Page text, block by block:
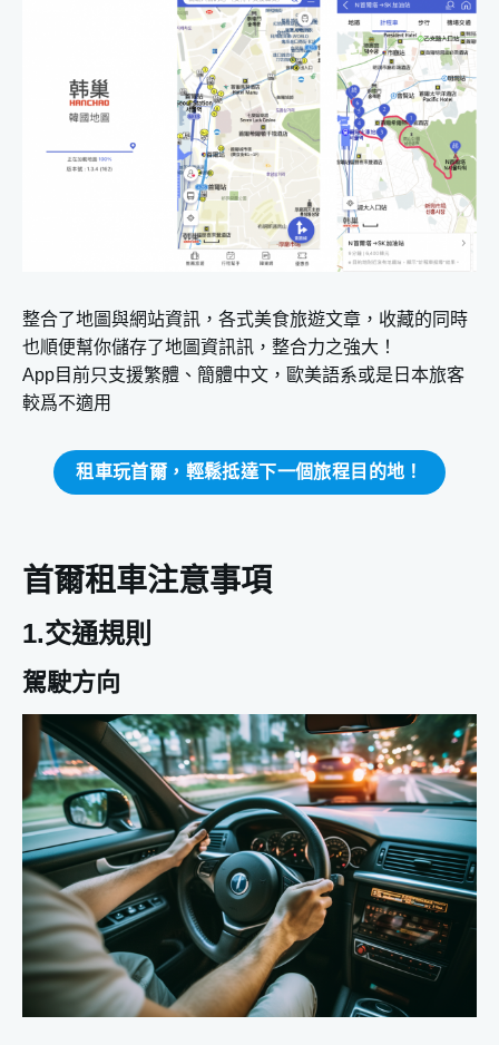
整合了地圖與網站資訊，各式美食旅遊文章，收藏的同時
也順便幫你儲存了地圖資訊訊，整合力之強大！
App目前只支援繁體、簡體中文，歐美語系或是日本旅客
較爲不適用
租車玩首爾，輕鬆抵達下一個旅程目的地！
首爾租車注意事項
1.交通規則
駕駛方向